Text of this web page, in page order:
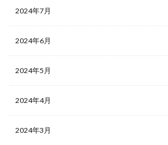
2024年7月
2024年6月
2024年5月
2024年4月
2024年3月